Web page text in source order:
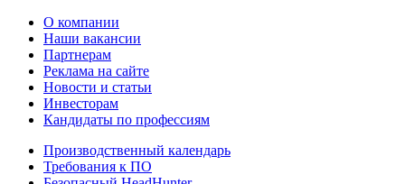
О компании
Наши вакансии
Партнерам
Реклама на сайте
Новости и статьи
Инвесторам
Кандидаты по профессиям
Производственный календарь
Требования к ПО